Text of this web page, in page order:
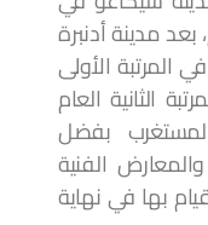
بعد مدينة أدنبرة
المرتبة الأولى
الثانية العام
بفضل
الفنية
بها في نهاية